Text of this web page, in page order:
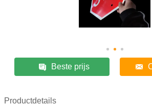
Beste prijs
Productdetails